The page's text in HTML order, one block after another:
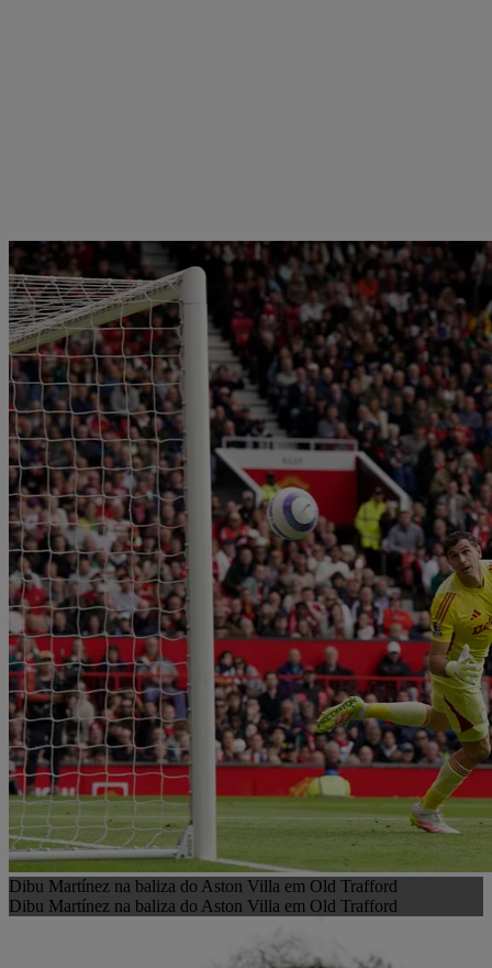
Dibu Martínez na baliza do Aston Villa em Old Trafford
Dibu Martínez na baliza do Aston Villa em Old Trafford